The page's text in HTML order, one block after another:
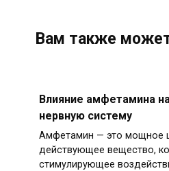
Вам также
Влияние амфетамина
нервную систему
Амфетамин — это мощное
действующее вещество,
стимулирующее